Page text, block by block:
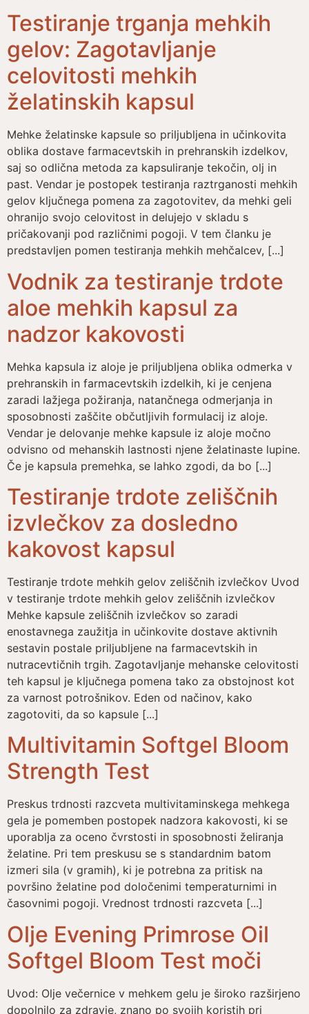
Testiranje trganja mehkih
gelov: Zagotavljanje
celovitosti mehkih
želatinskih kapsul
Mehke želatinske kapsule so priljubljena in učinkovita
oblika dostave farmacevtskih in prehranskih izdelkov,
saj so odlična metoda za kapsuliranje tekočin, olj in
past. Vendar je postopek testiranja raztrganosti mehkih
gelov ključnega pomena za zagotovitev, da mehki geli
ohranijo svojo celovitost in delujejo v skladu s
pričakovanji pod različnimi pogoji. V tem članku je
predstavljen pomen testiranja mehkih mehčalcev, [...]
Vodnik za testiranje trdote
aloe mehkih kapsul za
nadzor kakovosti
Mehka kapsula iz aloje je priljubljena oblika odmerka v
prehranskih in farmacevtskih izdelkih, ki je cenjena
zaradi lažjega požiranja, natančnega odmerjanja in
sposobnosti zaščite občutljivih formulacij iz aloje.
Vendar je delovanje mehke kapsule iz aloje močno
odvisno od mehanskih lastnosti njene želatinaste lupine.
Če je kapsula premehka, se lahko zgodi, da bo [...]
Testiranje trdote zeliščnih
izvlečkov za dosledno
kakovost kapsul
Testiranje trdote mehkih gelov zeliščnih izvlečkov Uvod
v testiranje trdote mehkih gelov zeliščnih izvlečkov
Mehke kapsule zeliščnih izvlečkov so zaradi
enostavnega zaužitja in učinkovite dostave aktivnih
sestavin postale priljubljene na farmacevtskih in
nutracevtičnih trgih. Zagotavljanje mehanske celovitosti
teh kapsul je ključnega pomena tako za obstojnost kot
za varnost potrošnikov. Eden od načinov, kako
zagotoviti, da so kapsule [...]
Multivitamin Softgel Bloom
Strength Test
Preskus trdnosti razcveta multivitaminskega mehkega
gela je pomemben postopek nadzora kakovosti, ki se
uporablja za oceno čvrstosti in sposobnosti želiranja
želatine. Pri tem preskusu se s standardnim batom
izmeri sila (v gramih), ki je potrebna za pritisk na
površino želatine pod določenimi temperaturnimi in
časovnimi pogoji. Vrednost trdnosti razcveta [...]
Olje Evening Primrose Oil
Softgel Bloom Test moči
Uvod: Olje večernice v mehkem gelu je široko razširjeno
dopolnilo za zdravje, znano po svojih koristih pri